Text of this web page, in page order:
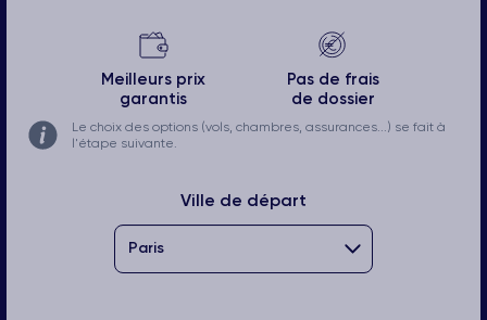
Meilleurs prix
garantis
Pas de frais
de dossier
Le choix des options (vols, chambres, assurances...) se fait à
l'étape suivante.
Ville de départ